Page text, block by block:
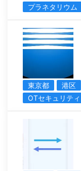
プラネタリウム
東京都 港区
OTセキュリティ